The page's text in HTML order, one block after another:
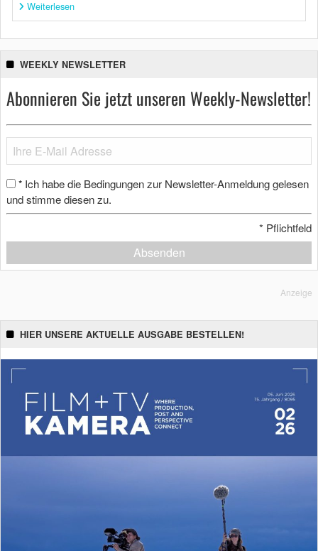
Weiterlesen
WEEKLY NEWSLETTER
Abonnieren Sie jetzt unseren Weekly-Newsletter!
* Ich habe die Bedingungen zur Newsletter-Anmeldung gelesen
und stimme diesen zu.
* Pflichtfeld
Absenden
Anzeige
HIER UNSERE AKTUELLE AUSGABE BESTELLEN!